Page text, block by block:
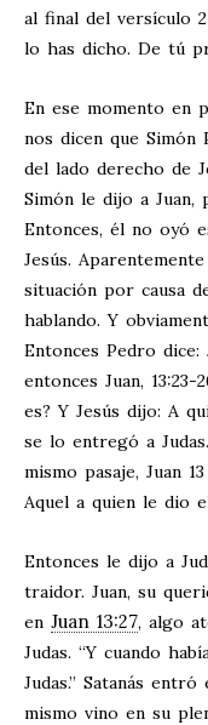
al final del versículo
lo has dicho. De tú
En ese momento en
nos dicen que Simón
del lado derecho de
Simón le dijo a Juan,
Entonces, él no oyó
Jesús.
situación por causa
hablando. Y
Entonces Pedro dice:
entonces Juan,
es? Y Jesús dijo: A
se lo entregó a
mismo pasaje, Juan 13
Aquel a quien le dio
Entonces le dijo a
traidor. Juan, su
en Juan 13:27, algo
Judas. “Y cuando
Judas.” Satanás
mismo vino en su